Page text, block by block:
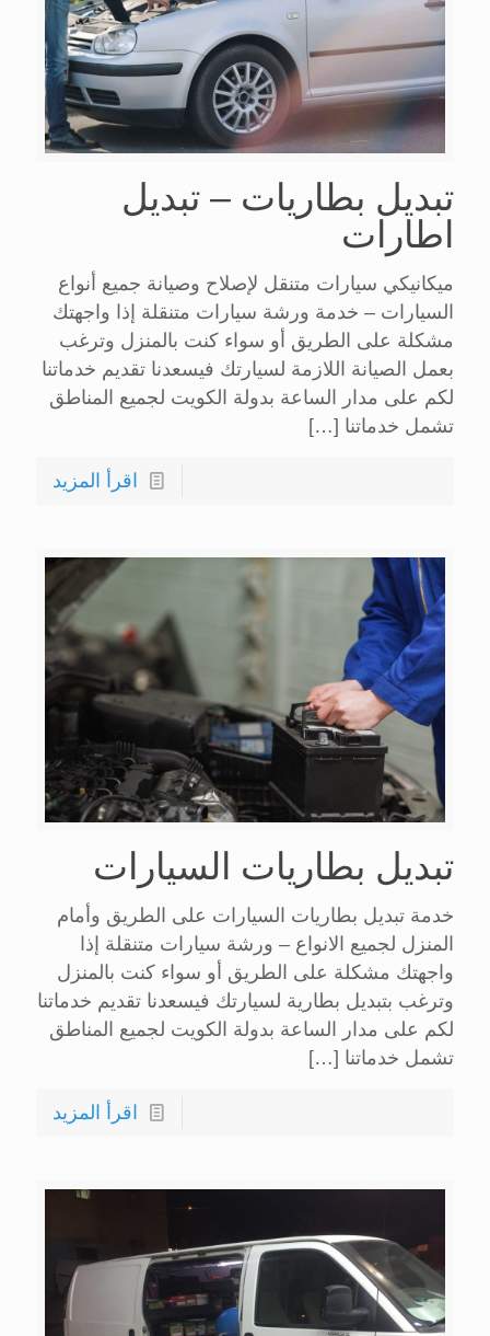
تبديل بطاريات – تبديل
اطارات
ميكانيكي سيارات متنقل لإصلاح وصيانة جميع أنواع
السيارات – خدمة ورشة سيارات متنقلة إذا واجهتك
مشكلة على الطريق أو سواء كنت بالمنزل وترغب
بعمل الصيانة اللازمة لسيارتك فيسعدنا تقديم خدماتنا
لكم على مدار الساعة بدولة الكويت لجميع المناطق
تشمل خدماتنا […]
اقرأ المزيد
تبديل بطاريات السيارات
خدمة تبديل بطاريات السيارات على الطريق وأمام
المنزل لجميع الانواع – ورشة سيارات متنقلة إذا
واجهتك مشكلة على الطريق أو سواء كنت بالمنزل
وترغب بتبديل بطارية لسيارتك فيسعدنا تقديم خدماتنا
لكم على مدار الساعة بدولة الكويت لجميع المناطق
تشمل خدماتنا […]
اقرأ المزيد